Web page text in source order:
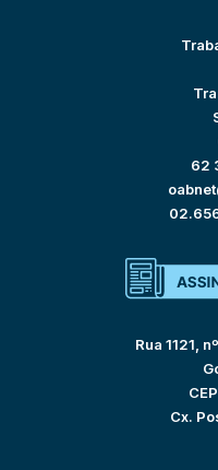
62
Rua 1121,
Cx.